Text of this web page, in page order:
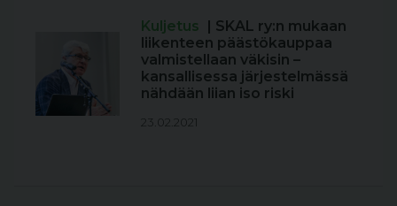
Kuljetus | SKAL ry:n mukaan
liikenteen päästökauppaa
valmistellaan väkisin –
kansallisessa järjestelmässä
nähdään liian iso riski
23.02.2021